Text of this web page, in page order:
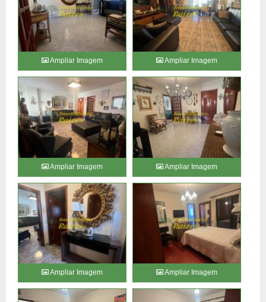
Ampliar Imagem Ampliar Imagem
Ampliar Imagem Ampliar Imagem
Ampliar Imagem Ampliar Imagem